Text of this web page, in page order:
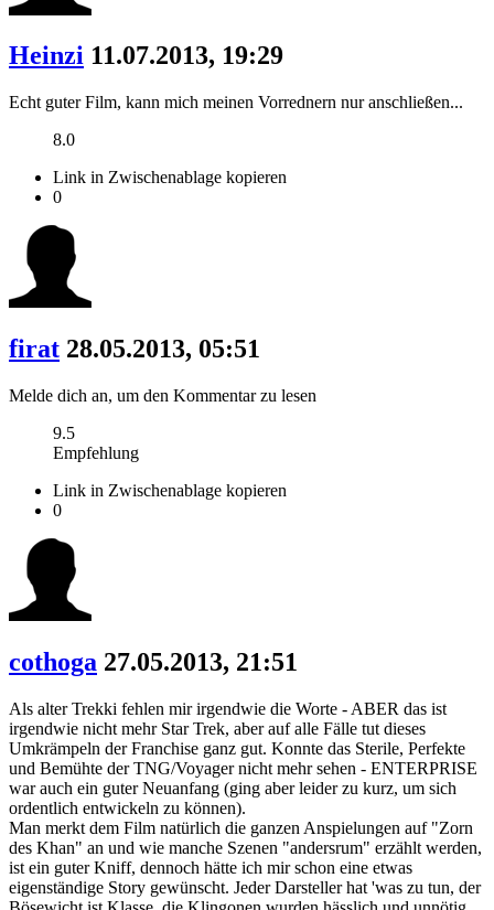
Heinzi 11.07.2013, 19:29
Echt guter Film, kann mich meinen Vorrednern nur anschließen...
8.0
Link in Zwischenablage kopieren
0
firat 28.05.2013, 05:51
Melde dich an, um den Kommentar zu lesen
9.5
Empfehlung
Link in Zwischenablage kopieren
0
cothoga 27.05.2013, 21:51
Als alter Trekki fehlen mir irgendwie die Worte - ABER das ist
irgendwie nicht mehr Star Trek, aber auf alle Fälle tut dieses
Umkrämpeln der Franchise ganz gut. Konnte das Sterile, Perfekte
und Bemühte der TNG/Voyager nicht mehr sehen - ENTERPRISE
war auch ein guter Neuanfang (ging aber leider zu kurz, um sich
ordentlich entwickeln zu können).
Man merkt dem Film natürlich die ganzen Anspielungen auf "Zorn
des Khan" an und wie manche Szenen "andersrum" erzählt werden,
ist ein guter Kniff, dennoch hätte ich mir schon eine etwas
eigenständige Story gewünscht. Jeder Darsteller hat 'was zu tun, der